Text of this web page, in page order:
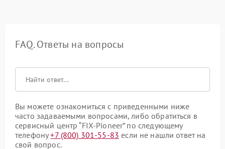
FAQ. Ответы на вопросы
Вы можете ознакомиться с приведенными ниже
часто задаваемыми вопросами, либо обратиться в
сервисный центр “FIX-Pioneer” по следующему
телефону+7 (800) 301-55-83 если не нашли ответ на
свой вопрос.